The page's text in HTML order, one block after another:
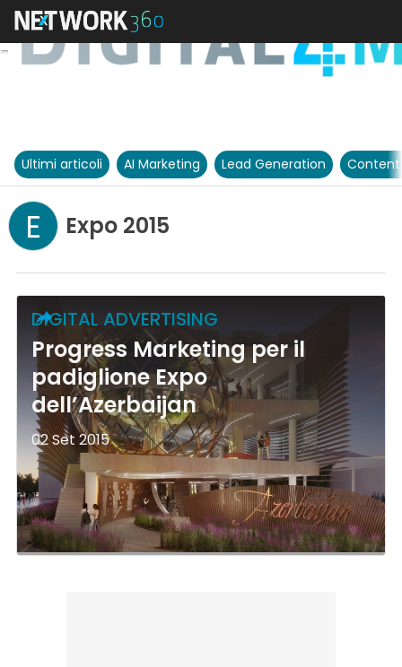
Ultimi articoli AI Marketing Lead Generation
E Expo 2015
DIGITAL ADVERTISING
Progress Marketing per il
padiglione Expo
dell’Azerbaijan
02 Set 2015